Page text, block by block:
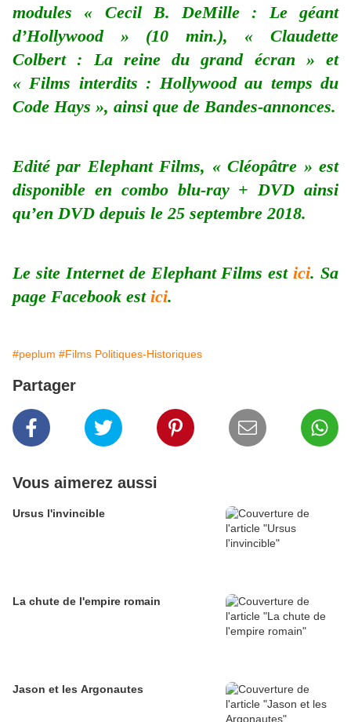
modules « Cecil B. DeMille : Le géant
d’Hollywood » (10 min.), « Claudette
Colbert : La reine du grand écran » et
« Films interdits : Hollywood au temps du
Code Hays », ainsi que de Bandes-annonces.
Edité par Elephant Films, « Cléopâtre » est
disponible en combo blu-ray + DVD ainsi
qu’en DVD depuis le 25 septembre 2018.
Le site Internet de Elephant Films estici. Sa
page Facebook est ici.
#peplum #Films Politiques-Historiques
Partager
Vous aimerez aussi
Ursus l'invincible
La chute de l'empire romain
Jason et les Argonautes